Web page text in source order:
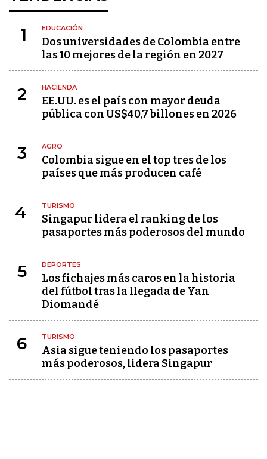
1 EDUCACIÓN
Dos universidades de Colombia entre
las 10 mejores de la región en 2027
2 HACIENDA
EE.UU. es el país con mayor deuda
pública con US$40,7 billones en 2026
3 AGRO
Colombia sigue en el top tres de los
países que más producen café
4 TURISMO
Singapur lidera el ranking de los
pasaportes más poderosos del mundo
5 DEPORTES
Los fichajes más caros en la historia
del fútbol tras la llegada de Yan
Diomandé
6 TURISMO
Asia sigue teniendo los pasaportes
más poderosos, lidera Singapur